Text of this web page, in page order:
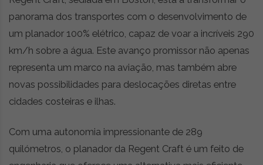
panorama dos transportes com o desenvolvimento de
um planador 100% elétrico, capaz de voar a incríveis 290
km/h sobre a água. Este avanço promissor não apenas
representa um marco na aviação, mas também abre
novas possibilidades para deslocações diretas entre
cidades costeiras e ilhas.
Com uma autonomia impressionante de 289
quilómetros, o planador da Regent Craft é um feito de